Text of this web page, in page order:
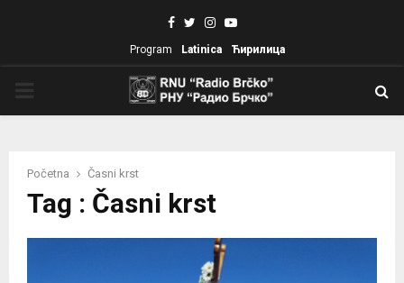
Facebook
TwitterInstagram
Youtube
Program Latinica Ћирилица
Početna Časni krst
Tag : Časni krst